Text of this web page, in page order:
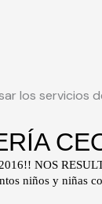
los servicios